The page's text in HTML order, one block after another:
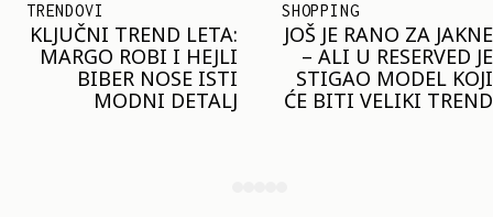
SHOPPING
JOŠ JE RANO ZA JAKNE
– ALI U RESERVED JE
STIGAO MODEL KOJI
ĆE BITI VELIKI TREND
TRENDOVI
NAJVEĆI MIKRO-
TREND SEZONE VAS
POZIVA DA SPOJITE
NESPOJIVO